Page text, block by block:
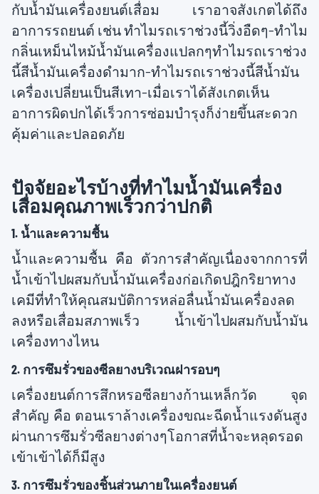
กับน้ำมันเครื่องยนต์เสื่อม เราอาจสังเกตได้ถึง
อาการรถยนต์ เช่น ทำไมรถเราช่วงนี้วิ่งอืดๆ-ทำไม
กลิ่นเหม็นไหม้น้ำมันเครื่องแปลกๆทำไมรถเราช่วง
นี้สีน้ำมันเครื่องดำมาก-ทำไมรถเราช่วงนี้สีน้ำมัน
เครื่องเปลี่ยนเป็นสีเทา-เมื่อเราได้สังเกตเห็น
อาการผิดปกได้เร็วการซ่อมบำรุงก็ง่ายขึ้นสะดวก
คุ้มค่าและปลอดภัย
ปัจจัยอะไรบ้างที่ทำไมน้ำมันเครื่อง
เสื่อมคุณภาพเร็วกว่าปกติ
1. น้ำและความชื้น
น้ำและความชื้น คือ ตัวการสำคัญเนื่องจากการที่
น้ำเข้าไปผสมกับน้ำมันเครื่องก่อเกิดปฎิกริยาทาง
เคมีที่ทำให้คุณสมบัติการหล่อลื่นน้ำมันเครื่องลด
ลงหรือเสื่อมสภาพเร็ว น้ำเข้าไปผสมกับน้ำมัน
เครื่องทางไหน
2. การซึมรั่วของซีลยางบริเวณฝารอบๆ
เครื่องยนต์การสึกหรอซีลยางก้านเหล็กวัด จุด
สำคัญ คือ ตอนเราล้างเครื่องขณะฉีดน้ำแรงดันสูง
ผ่านการซึมรั่วซีลยางต่างๆโอกาสที่น้ำจะหลุดรอด
เข้าเข้าได้ก็มีสูง
3. การซึมรั่วของชิ้นส่วนภายในเครื่องยนต์